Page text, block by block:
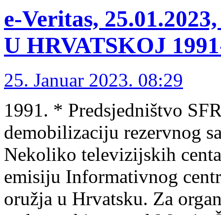
e-Veritas,
U HRVATSKOJ
25. Januar 2023. 08:29
1991. * Predsjedništvo
demobilizaciju rezervnog
Nekoliko televizijskih
emisiju Informativnog
oružja u Hrvatsku. Za